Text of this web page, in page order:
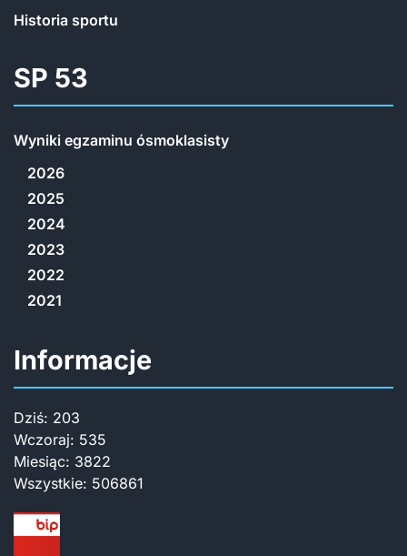
Historia sportu
SP 53
Wyniki egzaminu ósmoklasisty
2026
2025
2024
2023
2022
2021
Informacje
Dziś: 203
Wczoraj: 535
Miesiąc: 3822
Wszystkie: 506861